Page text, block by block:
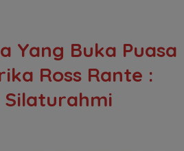
Yang Buka Puasa
Ross Rante :
Silaturahmi